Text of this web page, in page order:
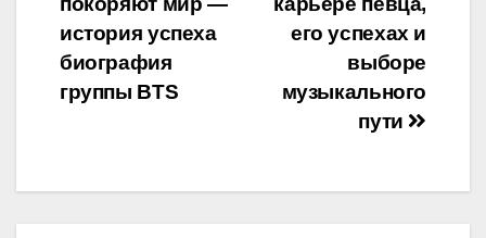
записям
его успехах и
выборе
музыкального
пути
история успеха
биография
группы BTS